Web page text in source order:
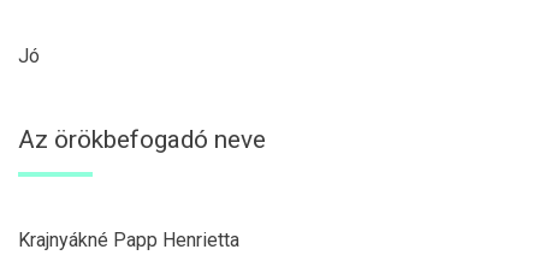
Jó
Az örökbefogadó neve
Krajnyákné Papp Henrietta